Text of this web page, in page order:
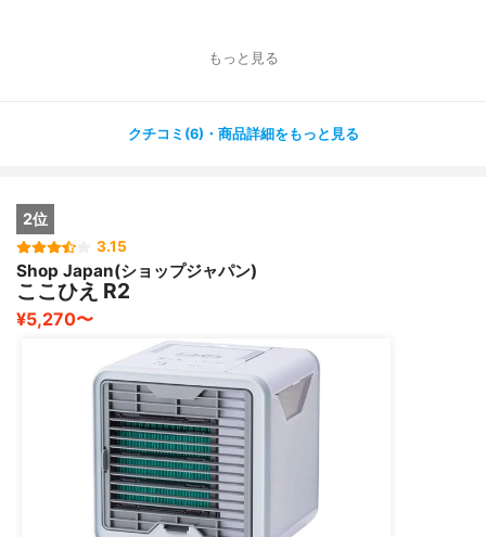
もっと見る
クチコミ(6)・商品詳細をもっと見る
2位
3.15
Shop Japan(ショップジャパン)
ここひえ R2
¥5,270〜